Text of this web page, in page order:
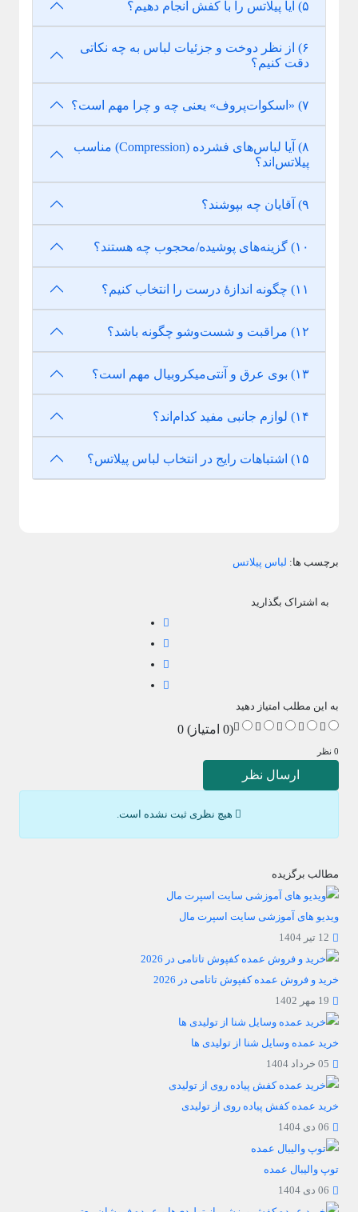
۵) آیا پیلاتس را با کفش انجام دهیم؟
۶) از نظر دوخت و جزئیات لباس به چه نکاتی
دقت کنیم؟
۷) «اسکوات‌پروف» یعنی چه و چرا مهم است؟
۸) آیا لباس‌های فشرده (Compression) مناسب
پیلاتس‌اند؟
۹) آقایان چه بپوشند؟
۱۰) گزینه‌های پوشیده/محجوب چه هستند؟
۱۱) چگونه اندازهٔ درست را انتخاب کنیم؟
۱۲) مراقبت و شست‌وشو چگونه باشد؟
۱۳) بوی عرق و آنتی‌میکروبیال مهم است؟
۱۴) لوازم جانبی مفید کدام‌اند؟
۱۵) اشتباهات رایج در انتخاب لباس پیلاتس؟
برچسب ها: لباس پیلاتس
به اشتراک بگذارید
به این مطلب امتیاز دهید
(0 امتیاز) 0
0 نظر
ارسال نظر
هیچ نظری ثبت نشده است.
مطالب برگزیده
ویدیو های آموزشی سایت اسپرت مال
12 تیر 1404
خرید و فروش عمده کفپوش تاتامی در 2026
19 مهر 1402
خرید عمده وسایل شنا از تولیدی ها
05 خرداد 1404
خرید عمده کفش پیاده روی از تولیدی
06 دی 1404
توپ والیبال عمده
06 دی 1404